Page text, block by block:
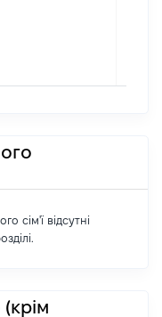
сім'ї відсутні